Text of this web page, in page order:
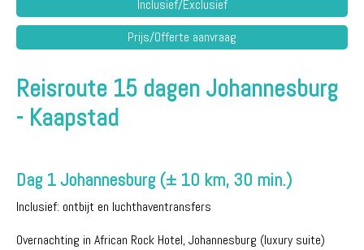
Inclusief/Exclusief
Prijs/Offerte aanvraag
Reisroute 15 dagen Johannesburg
- Kaapstad
Dag 1 Johannesburg (± 10 km, 30 min.)
Inclusief: ontbijt en luchthaventransfers
Overnachting in African Rock Hotel, Johannesburg (luxury suite)